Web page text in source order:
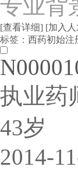
专业背
[查看详细] [加入
标签： 西药初始注
执业药
43岁
2014-